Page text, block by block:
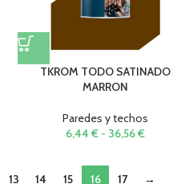
TKROM TODO SATINADO
MARRON
Paredes y techos
6,44 € - 36,56€
13 14 15 16 17 →